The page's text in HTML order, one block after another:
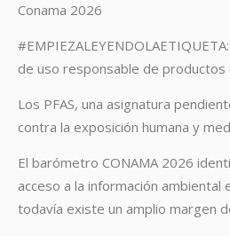
Conama 2026
de uso responsable de productos
Los PFAS, una asignatura
contra la exposición humana y
El barómetro CONAMA 2026
acceso a la información ambiental
todavía existe un amplio margen